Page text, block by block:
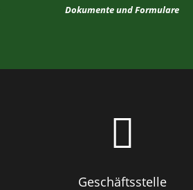
Dokumente und Formulare

Geschäftsstelle